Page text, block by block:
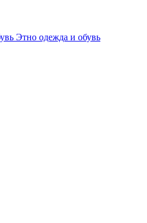
Этно одежда и обувь